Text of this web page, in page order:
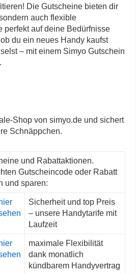
Die Gutscheine bieten dir
auch flexible
perfekt auf deine Bedürfnisse
du ein neues Handy kaufst
– mit einem Simyo Gutschein
Shop von simyo.de und sichert
Schnäppchen.
und Rabattaktionen.
Gutscheincode oder Rabatt
und sparen:
hier
Sicherheit und top Preis
– unsere Handytarife mit
Laufzeit
hier
maximale Flexibilität
dank monatlich
kündbarem Handyvertrag